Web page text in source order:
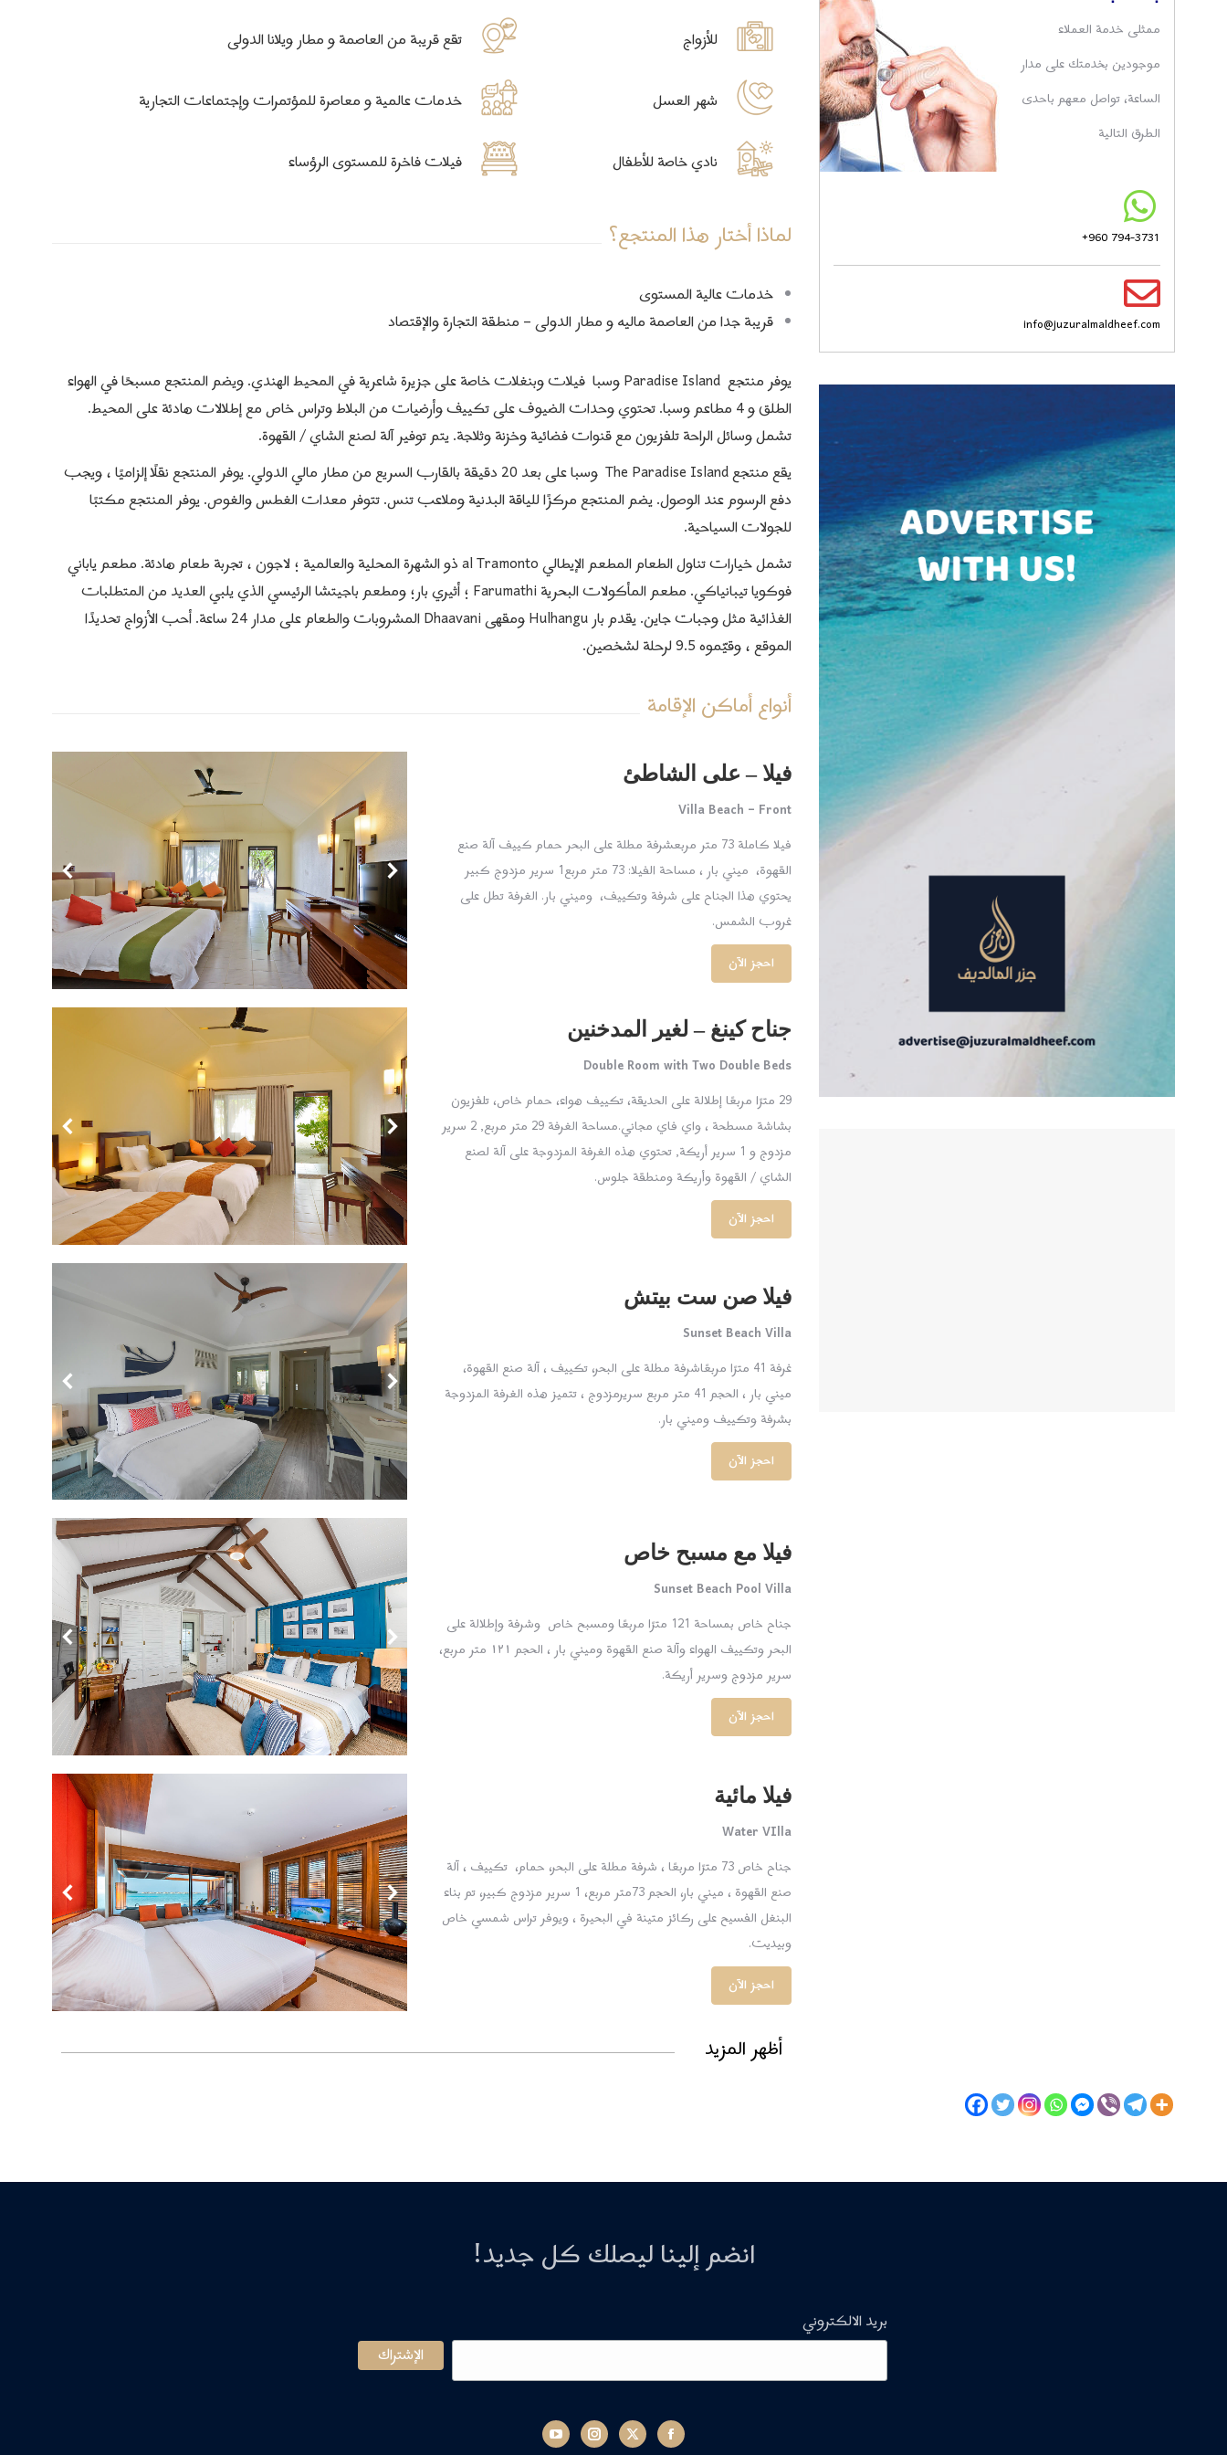
تقع قريبة من العاصمة و مطار ويلانا الدولى
خدمات عالمية و معاصرة للمؤتمرات وإجتماعات التجارية
فيلات فاخرة للمستوى الرؤساء
للأزواج
شهر العسل
نادي خاصة للأطفال
لماذا أختار هذا المنتجع؟
خدمات عالية المستوى
قريبة جدا من العاصمة ماليه و مطار الدولى – منطقة التجارة والإقتصاد
يوفر منتجع Paradise Island وسبا فيلات وبنغلات خاصة على جزيرة شاعرية في المحيط الهندي. ويضم المنتجع مسبحًا في الهواء
الطلق و 4 مطاعم وسبا.
تحتوي وحدات الضيوف على تكييف وأرضيات من البلاط وتراس خاص مع إطلالات هادئة على المحيط.
تشمل وسائل الراحة تلفزيون مع قنوات فضائية وخزنة وثلاجة. يتم توفير آلة لصنع الشاي / القهوة.
يقع منتجع The Paradise Island وسبا على بعد 20 دقيقة بالقارب السريع من مطار مالي الدولي. يوفر المنتجع نقلًا إلزاميًا ، ويجب
دفع الرسوم عند الوصول.يضم المنتجع مركزًا للياقة البدنية وملاعب تنس. تتوفر معدات الغطس والغوص. يوفر المنتجع مكتبًا
للجولات السياحية.
تشمل خيارات تناول الطعام المطعم الإيطالي al Tramonto ذو الشهرة المحلية والعالمية ؛ لاجون ، تجربة طعام هادئة. مطعم ياباني
فوكويا تيبانياكي. مطعم المأكولات البحرية Farumathi ؛ أثيري بار؛ ومطعم باجيتشا الرئيسي الذي يلبي العديد من المتطلبات
الغذائية مثل وجبات جاين. يقدم بار Hulhangu ومقهى Dhaavani المشروبات والطعام على مدار 24 ساعة.
أحب الأزواج تحديدًا
الموقع ، وقيّموه 9.5 لرحلة لشخصين.
أنواع أماكن الإقامة
فيلا – على الشاطئ
Villa Beach – Front
فيلا كاملة 73 متر مربعشرفة مطلة على البحر حمام كييف آلة صنع
القهوة، ميني بار ، مساحة الفيلا: 73 متر مربع1 سرير مزدوج كبير
يحتوي هذا الجناح على شرفة وتكييف، وميني بار. الغرفة تطل على
غروب الشمس.
احجز الآن
جناح كينغ – لغير المدخنين
Double Room with Two Double Beds
29 مترًا مربعًا إطلالة على الحديقة، تكييف هواء، حمام خاص، تلفزيون
بشاشة مسطحة ، واي فاي مجاني.مساحة الغرفة 29 متر مربع, 2 سرير
مزدوج و 1 سرير أريكة, تحتوي هذه الغرفة المزدوجة على آلة لصنع
الشاي / القهوة وأريكة ومنطقة جلوس.
احجز الآن
فيلا صن ست بيتش
Sunset Beach Villa
غرفة 41 مترًا مربعًاشرفة مطلة على البحر، تكييف ، آلة صنع القهوة،
ميني بار ، الحجم 41 متر مربع سريرمزدوج ، تتميز هذه الغرفة المزدوجة
بشرفة وتكييف وميني بار.
احجز الآن
فيلا مع مسبح خاص
Sunset Beach Pool Villa
جناح خاص بمساحة 121 مترًا مربعًا ومسبح خاص وشرفة وإطلالة على
البحر وتكييف الهواء وآلة صنع القهوة وميني بار ، الحجم ١٢١ متر مربع،
سرير مزدوج وسرير أريكة.
احجز الآن
فيلا مائية
Water VIlla
جناح خاص 73 مترًا مربعًا ، شرفة مطلة على البحر، حمام، تكييف ، آلة
صنع القهوة ، ميني بار، الحجم 73متر مربع، 1 سرير مزدوج كبير، تم بناء
البنغل الفسيح على ركائز متينة في البحيرة ، ويوفر تراس شمسي خاص
وبيديت.
احجز الآن
أظهر المزيد
ممثلى خدمة العملاء
موجودين بخدمتك على مدار
الساعة، تواصل معهم باحدى
الطرق التالية
+960 794-3731
info@juzuralmaldheef.com
انضم إلينا ليصلك كل جديد!
بريد الالكتروني
Facebook
Twitter
Instagram
YouTube